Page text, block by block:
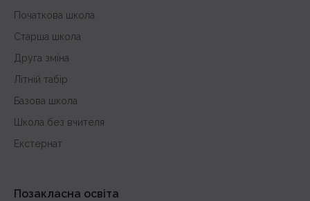
Початкова школа
Старша школа
Друга зміна
Літній табір
Базова школа
Школа без вчителя
Екстернат
Позакласна освіта